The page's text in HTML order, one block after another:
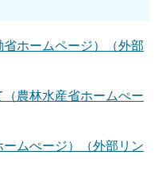
ホームページ）（外部
農林水産省ホームぺー
ムぺージ）（外部リン